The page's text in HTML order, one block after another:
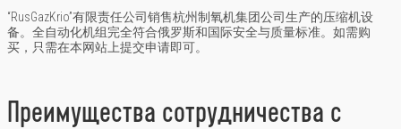
“RusGazKrio”有限责任公司销售杭州制氧机集团公司生产的压缩机设
备。全自动化机组完全符合俄罗斯和国际安全与质量标准。如需购
买，只需在本网站上提交申请即可。
Преимущества сотрудничества с